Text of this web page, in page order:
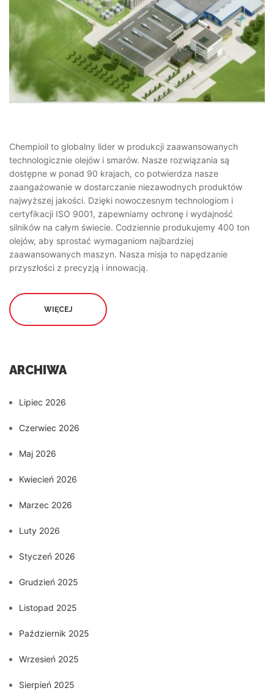
Chempioil to globalny lider w produkcji zaawansowanych
technologicznie olejów i smarów. Nasze rozwiązania są
dostępne w ponad 90 krajach, co potwierdza nasze
zaangażowanie w dostarczanie niezawodnych produktów
najwyższej jakości. Dzięki nowoczesnym technologiom i
certyfikacji ISO 9001, zapewniamy ochronę i wydajność
silników na całym świecie. Codziennie produkujemy 400 ton
olejów, aby sprostać wymaganiom najbardziej
zaawansowanych maszyn. Nasza misja to napędzanie
przyszłości z precyzją i innowacją.
WIĘCEJ
ARCHIWA
Lipiec 2026
Czerwiec 2026
Maj 2026
Kwiecień 2026
Marzec 2026
Luty 2026
Styczeń 2026
Grudzień 2025
Listopad 2025
Październik 2025
Wrzesień 2025
Sierpień 2025